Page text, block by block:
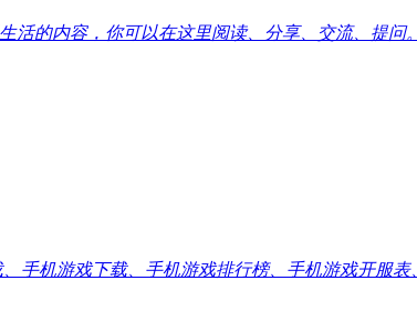
的内容，你可以在这里阅读、分享、交流、提问
手机游戏下载、手机游戏排行榜、手机游戏开服